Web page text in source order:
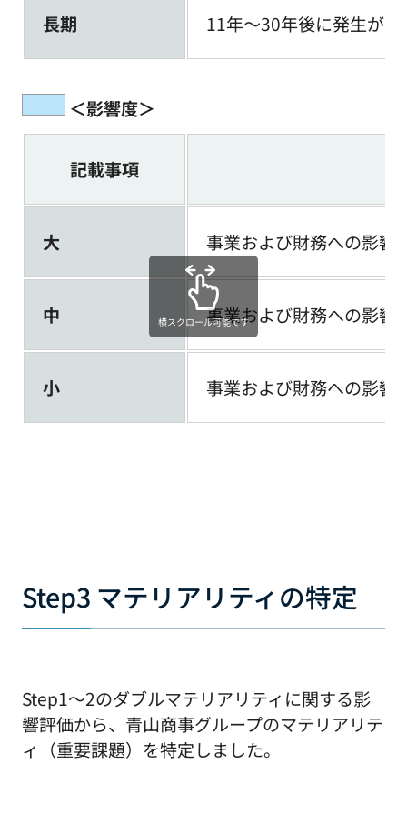
長期 11年～30年後に発生が
＜影響度＞
記載事項
大 事業および財務への影響
中 事業および財務への影響
小 事業および財務への影響
横スクロール可能です
Step3 マテリアリティの特定
Step1～2のダブルマテリアリティに関する影
響評価から、青山商事グループのマテリアリテ
ィ（重要課題）を特定しました。